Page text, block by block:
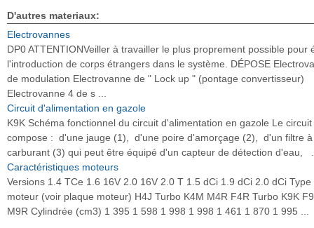
D'autres materiaux:
Electrovannes
DP0 ATTENTIONVeiller à travailler le plus proprement possible pour
l'introduction de corps étrangers dans le système. DÉPOSE
de modulation Electrovanne de " Lock up " (pontage convertisseur)
Electrovanne 4 de s ...
Circuit d'alimentation en gazole
K9K Schéma fonctionnel du circuit d'alimentation en gazole Le circuit
compose : d'une jauge (1), d'une poire d'amorçage (2), d'un filtre à
carburant (3) qui peut être équipé d'un capteur de détection d'eau,
Caractéristiques moteurs
Versions 1.4 TCe 1.6 16V 2.0 16V 2.0 T 1.5 dCi 1.9 dCi 2.0 dCi Type
moteur (voir plaque moteur) H4J Turbo K4M M4R F4R Turbo K9K
M9R Cylindrée (cm3) 1 395 1 598 1 998 1 998 1 461 1 870 1 995 ...